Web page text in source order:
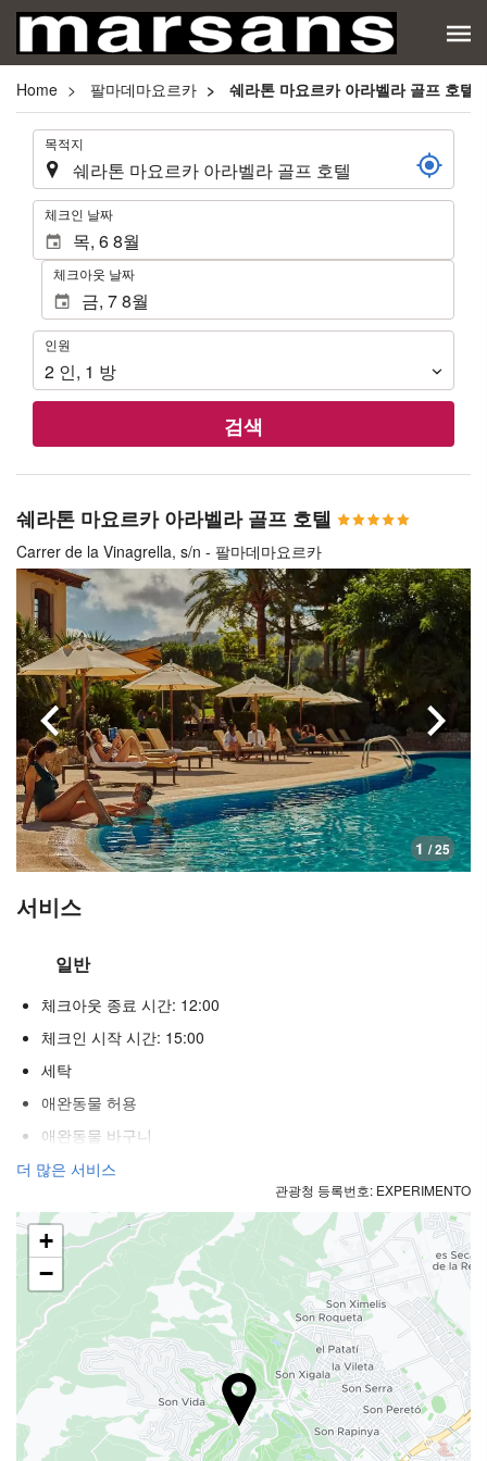
Home 팔마데마요르카 쉐라톤 마요르카 아라벨라 골프 호텔
. 목적지
. 체크인 날짜
체크아웃 날짜
인
원
인원
2 인, 1 방
검색
쉐라톤 마요르카 아라벨라 골프 호텔
Carrer de la Vinagrella, s/n - 팔마데마요르카
1 / 25
이전으로 다음
서비스
일반
체크아웃 종료 시간: 12:00
체크인 시작 시간: 15:00
세탁
애완동물 허용
애완동물 바구니
애완동물 그릇
히터
승강기
장애인
불연자객실
전 구역 금연
웰니스
더 많은 서비스
관광청 등록번호: EXPERIMENTO
+
−